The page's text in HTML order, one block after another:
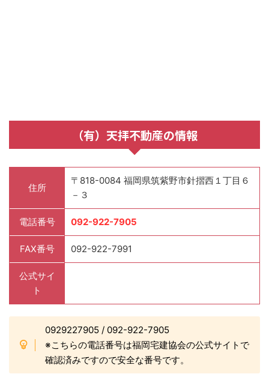
（有）天拝不動産の情報
住所
〒818-0084 福岡県筑紫野市針摺西１丁目６
－３
電話番号 092-922-7905
FAX番号 092-922-7991
公式サイ
ト
0929227905 / 092-922-7905
※こちらの電話番号は福岡宅建協会の公式サイトで
確認済みですので安全な番号です。